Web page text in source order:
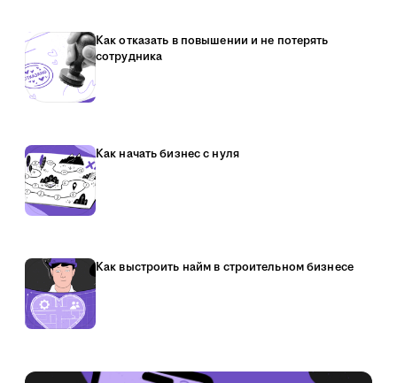
Как отказать в повышении и не потерять
сотрудника
Как начать бизнес с нуля
Как выстроить найм в строительном бизнесе